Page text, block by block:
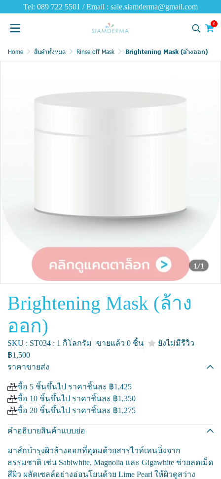
Tel: 089 722 5501 / Email : sale.siamderma@gmail.com
0
Home สินค้าทั้งหมด Rinse off Mask Brightening Mask (ล้างออก)
1/1
Brightening Mask (ล้าง
ออก)
SKU : ST034 : 1 กิโลกรัม ขายแล้ว 0 ชิ้น
ยังไม่มีรีวิว
฿1,500
ราคาขายส่ง
ซื้อ 5 ชิ้นขึ้นไป ราคาชิ้นละ ฿1,425
ซื้อ 10 ชิ้นขึ้นไป ราคาชิ้นละ ฿1,350
ซื้อ 20 ชิ้นขึ้นไป ราคาชิ้นละ ฿1,275
คำอธิบายสินค้าแบบย่อ
มาส์กบำรุงผิวล้างออกที่อุดมด้วยสารไวท์เทนนิ่งจาก
ธรรมชาติ เช่น Sabiwhite, Magnolia และ Gigawhite ช่วยลดเม็ด
สีผิว ผลัดเซลล์อย่างอ่อนโยนด้วย Lime Pearl ให้ผิวดูสว่าง